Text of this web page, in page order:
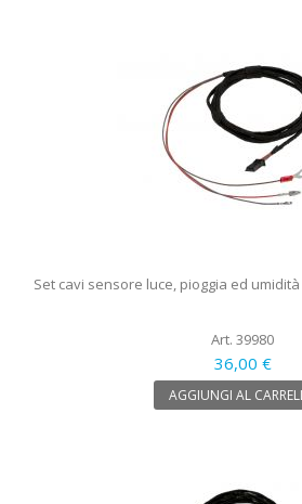
Set cavi sensore luce, pioggia ed umidità
Art. 39980
36,00 €
AGGIUNGI AL